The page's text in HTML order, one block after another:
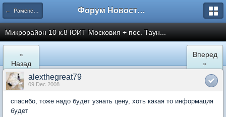
← Раменское Форум Новостройки
Микрорайон 10 к.8 ЮИТ Московия + пос. Таун...
«
Назад
Вперед
»
alexthegreat79
09 Dec 2008
спасибо, тоже надо будет узнать цену, хоть какая то информация
будет